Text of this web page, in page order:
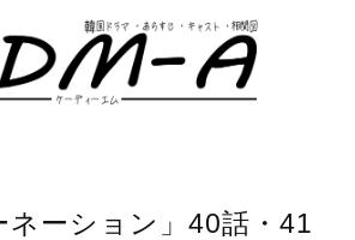
ネーション」40話・41